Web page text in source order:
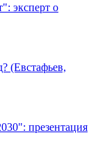
эксперт о
(Евстафьев,
презентация